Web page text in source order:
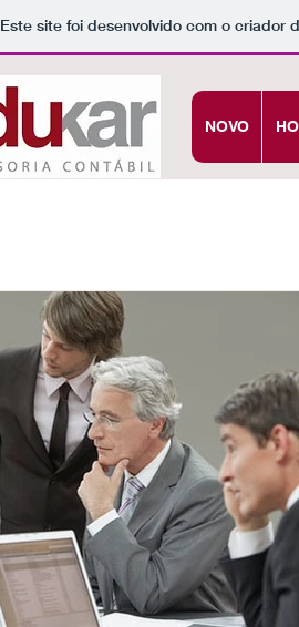
Este site foi desenvolvido com o criador
NOVO